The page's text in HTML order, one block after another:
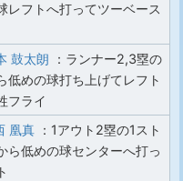
レフトへ打ってツーベース
鼓太朗 ：ランナー2,3塁の
低めの球打ち上げてレフト
フライ
凰真 ：1アウト2塁の1スト
ら低めの球センターへ打っ